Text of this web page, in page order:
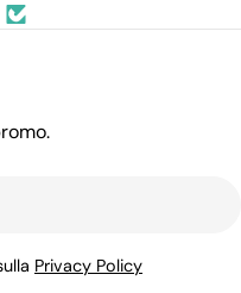
Privacy Policy